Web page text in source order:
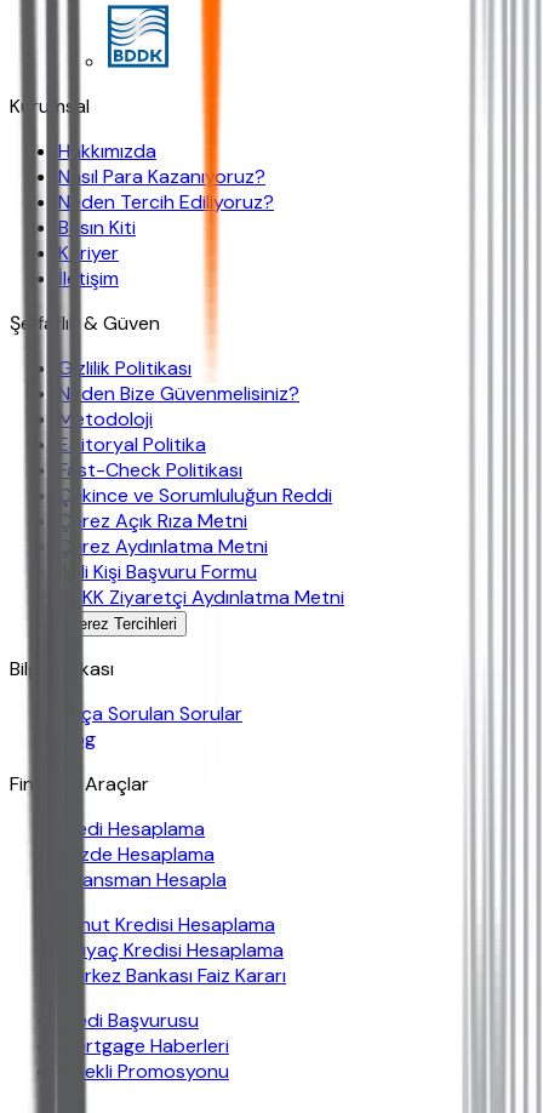
Kurumsal
Hakkımızda
Nasıl Para Kazanıyoruz?
Neden Tercih Ediliyoruz?
Basın Kiti
Kariyer
İletişim
Şeffaflık & Güven
Gizlilik Politikası
Neden Bize Güvenmelisiniz?
Metodoloji
Editoryal Politika
Fast-Check Politikası
Çekince ve Sorumluluğun Reddi
Çerez Açık Rıza Metni
Çerez Aydınlatma Metni
İlgili Kişi Başvuru Formu
KVKK Ziyaretçi Aydınlatma Metni
Çerez Tercihleri
Bilgi Bankası
Sıkça Sorulan Sorular
Blog
Finansal Araçlar
Kredi Hesaplama
Yüzde Hesaplama
Finansman Hesapla
Konut Kredisi Hesaplama
İhtiyaç Kredisi Hesaplama
Merkez Bankası Faiz Kararı
Kredi Başvurusu
Mortgage Haberleri
Emekli Promosyonu